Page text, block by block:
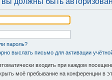
пароль?
выслать письмо для активации
входить при каждом
моё пребывание на конференции в